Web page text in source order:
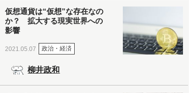
仮想通貨は“仮想”な存在なの
か？ 拡大する現実世界への
影響
2021.05.07 政治・経済
柳井政和